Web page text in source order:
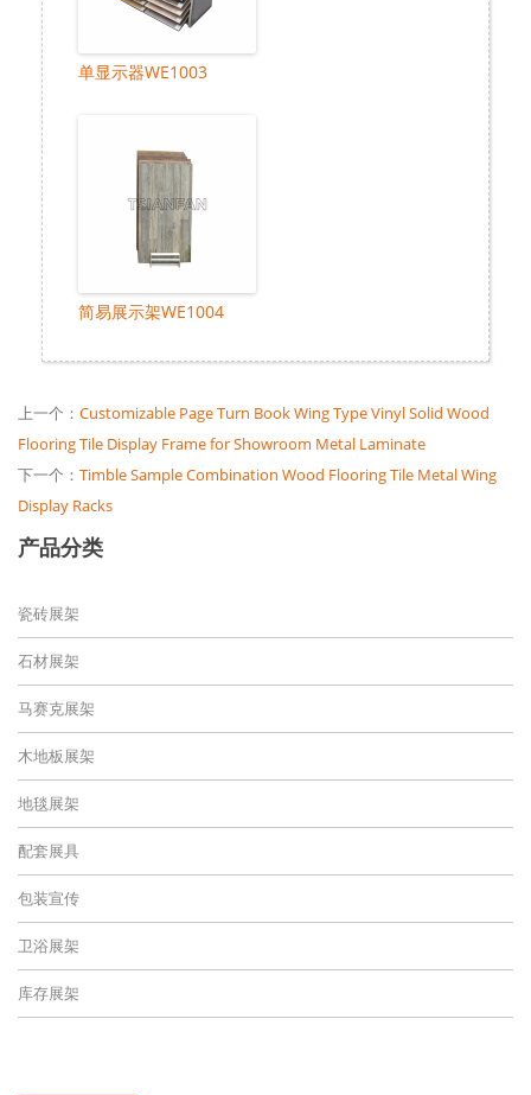
单显示器WE1003
简易展示架WE1004
上一个： Customizable Page Turn Book Wing Type Vinyl Solid Wood
Flooring Tile Display Frame for Showroom Metal Laminate
下一个： Timble Sample Combination Wood Flooring Tile Metal Wing
Display Racks
产品分类
瓷砖展架
石材展架
马赛克展架
木地板展架
地毯展架
配套展具
包装宣传
卫浴展架
库存展架